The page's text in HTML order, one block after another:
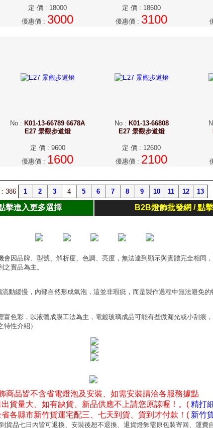
定 價 : 18000
優惠價 : 3000
定 價 : 18600
優惠價 : 3100
No : K01-13-66789 6678A
E27 景觀步道燈
定 價: 9600
優惠價 : 1600
No: K01-13-66808
E27 景觀步道燈
定 價 : 12600
優惠價 : 2100
: 386 1 2 3 4 5 6 7 8 9 10 11 12 13
擊進入更多選擇 B2B燈飾批發網 / 點
會因品牌、型號、解析度、色調、亮度，無法達到顯示與實體完全相同
實品為主。
動緩慢，內部自然形成氣泡，這並非瑕疵，而是製作過程中無法避免的
富色彩，以液體成膜工法為主，電鍍玻璃成品可能有些微漏光或小刮痕
特性介紹）
商品皆不含省電燈泡及安裝、如需安裝請洽各服務據點
貨量大、如有缺貨、新品供應不上請您原諒喔！。( 精打
各縣市新竹貨運宅配三、七天到貨、貨到才付款！( 新竹
貨品七日內皆可退換、安裝後恕不退換、退貨燈飾需原包裝寄回、運費